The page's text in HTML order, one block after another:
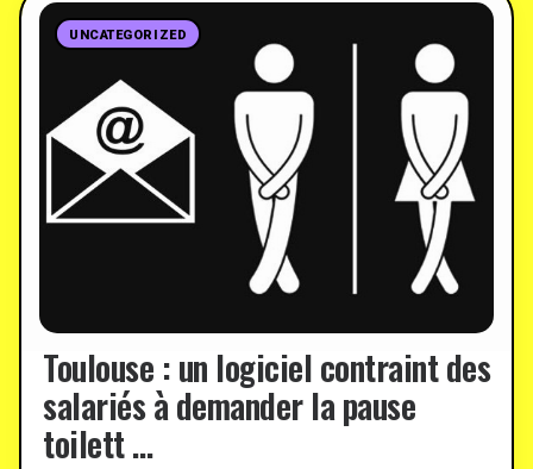
UNCATEGORIZED
Toulouse : un logiciel contraint des
salariés à demander la pause
toilett …